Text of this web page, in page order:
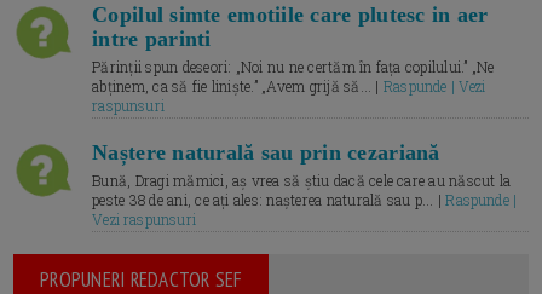
Copilul simte emotiile care plutesc in aer
intre parinti
Părinții spun deseori: „Noi nu ne certăm în fața copilului.” „Ne
abținem, ca să fie liniște.” „Avem grijă să... | Raspunde | Vezi
raspunsuri
Naștere naturală sau prin cezariană
Bună, Dragi mămici, aș vrea să știu dacă cele care au născut la
peste 38 de ani, ce ați ales: nașterea naturală sau p... |Raspunde |
Vezi raspunsuri
PROPUNERI REDACTOR SEF